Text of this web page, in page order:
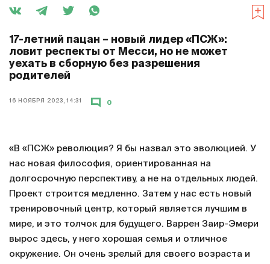
17-летний пацан – новый лидер «ПСЖ»:
ловит респекты от Месси, но не может
уехать в сборную без разрешения
родителей
16 НОЯБРЯ 2023, 14:31 0
«В «ПСЖ» революция? Я бы назвал это эволюцией. У
нас новая философия, ориентированная на
долгосрочную перспективу, а не на отдельных людей.
Проект строится медленно. Затем у нас есть новый
тренировочный центр, который является лучшим в
мире, и это толчок для будущего. Варрен Заир-Эмери
вырос здесь, у него хорошая семья и отличное
окружение. Он очень зрелый для своего возраста и